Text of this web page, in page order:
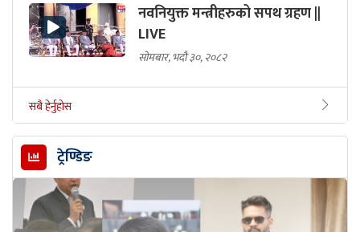
नवनियुक्त मन्त्रीहरुको सपथ ग्रहण ||
LIVE
सोमबार, भदौ ३०, २०८२
सबै हेर्नुहोस
ट्रेण्डिङ